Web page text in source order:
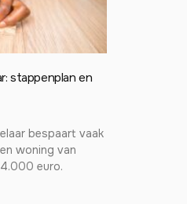
stappenplan en
bespaart vaak
woning van
euro.